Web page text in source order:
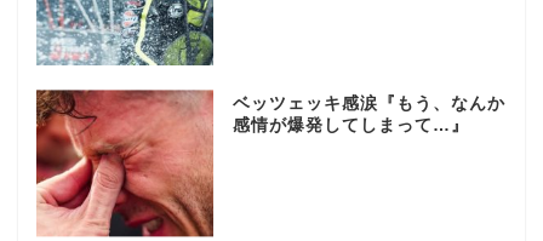
ベッツェッキ感涙『もう、なんか
感情が爆発してしまって…』